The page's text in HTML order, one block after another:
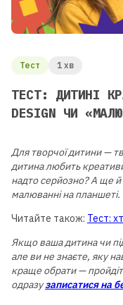
Тест 1 хв
ТЕСТ: ДИТИНІ
DESIGN ЧИ
Для творчої дитини —
дитина любить
надто серйозно? А ще
малюванні на планшеті.
Читайте також: Тест:
Якщо ваша дитина чи
але ви не знаєте, яку
краще обрати —
одразузаписатися на